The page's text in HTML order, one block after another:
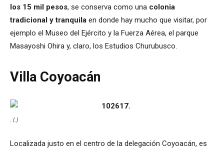
los 15 mil pesos, se conserva como una colonia
tradicional y tranquila en donde hay mucho que visitar, por
ejemplo el Museo del Ejército y la Fuerza Aérea, el parque
Masayoshi Ohira y, claro, los Estudios Churubusco.
Villa Coyoacán
. (.)
Localizada justo en el centro de la delegación Coyoacán, es